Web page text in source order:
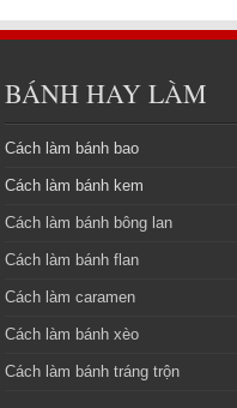
BÁNH HAY LÀM
Cách làm bánh bao
Cách làm bánh kem
Cách làm bánh bông lan
Cách làm bánh flan
Cách làm caramen
Cách làm bánh xèo
Cách làm bánh tráng trộn